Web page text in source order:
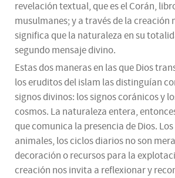
revelación textual, que es el Corán,
musulmanes; y a través de la creación
significa que la naturaleza en su
segundo mensaje divino.
Estas dos maneras en las que Dios
los eruditos del islam las distinguían
signos divinos: los signos coránicos y
cosmos. La naturaleza entera,
que comunica la presencia de Dios.
animales, los ciclos diarios no son
decoración o recursos para la
creación nos invita a reflexionar y